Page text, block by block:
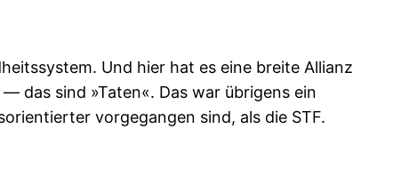
Und hier hat es eine breite Allianz
das sind »Taten«. Das war übrigens ein
vorgegangen sind, als die STF.